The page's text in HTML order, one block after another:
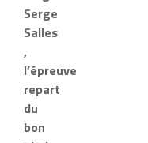
Serge
Salles
,
l’épreuve
repart
du
bon